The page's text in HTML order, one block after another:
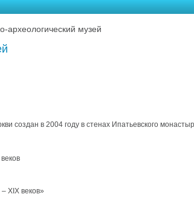
археологический музей
создан в 2004 году в стенах Ипатьевского
XIX веков»